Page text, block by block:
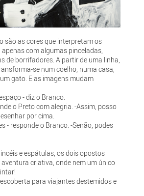
são as cores que interpretam os
com algumas pinceladas,
de borrifadores. A partir de uma linha,
se num coelho, numa casa,
gato. E as imagens mudam
- diz o Branco.
o Preto com alegria. -Assim, posso
por cima.
- responde o Branco. -Senão, podes
e espátulas, os dois opostos
criativa, onde nem um único
para viajantes destemidos e